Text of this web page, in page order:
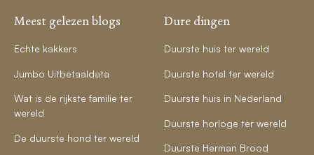
Meest gelezen blogs
Echte kakkers
Jumbo Uitbetaaldata
Wat is de rijkste familie ter
wereld
De duurste hond ter wereld
Dure dingen
Duurste huis ter wereld
Duurste hotel ter wereld
Duurste huis in Nederland
Duurste horloge ter wereld
Duurste Herman Brood